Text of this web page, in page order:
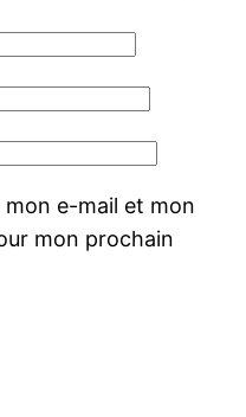
e-mail et mon
mon prochain